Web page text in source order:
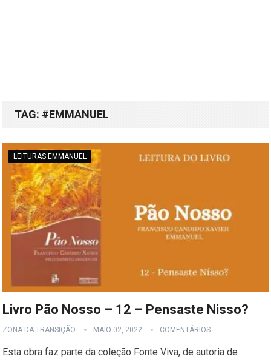
TAG: #EMMANUEL
LEITURAS EMMANUEL
Livro Pão Nosso – 12 – Pensaste Nisso?
ZONA DA TRANSIÇÃO MAIO 02, 2022 COMENTÁRIOS
Esta obra faz parte da coleção Fonte Viva, de autoria de